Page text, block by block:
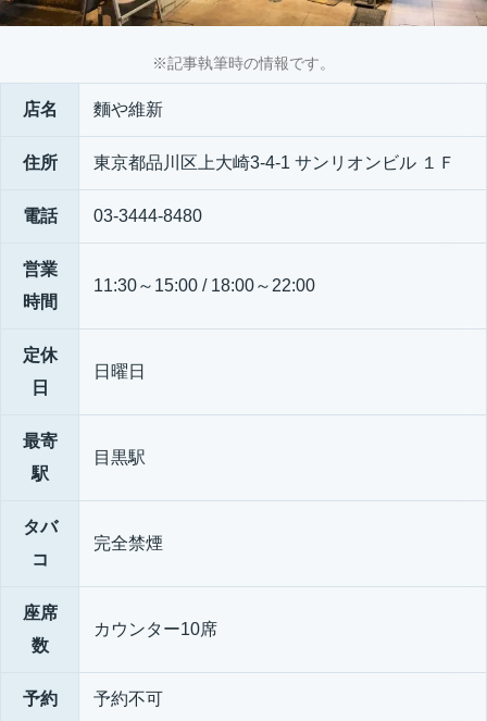
※記事執筆時の情報です。
店名 麵や維新
住所 東京都品川区上大崎3-4-1 サンリオンビル １Ｆ
電話 03-3444-8480
営業
時間
11:30～15:00 / 18:00～22:00
定休
日
日曜日
最寄
駅
目黒駅
タバ
コ
完全禁煙
座席
数
カウンター10席
予約 予約不可